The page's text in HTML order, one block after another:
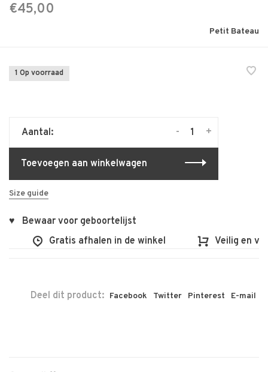
€45,00
Petit Bateau
1 Op voorraad
Aantal: +
-
Toevoegen aan winkelwagen
Size guide
♥ Bewaar voor geboortelijst
Gratis afhalen in de winkel
Veilig en vlot
Deel dit product: Facebook Twitter Pinterest E-mail